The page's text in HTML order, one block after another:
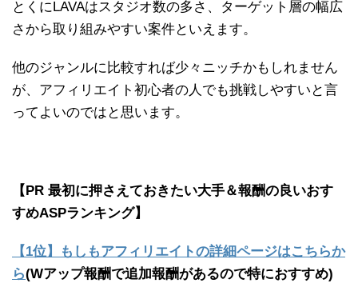
とくにLAVAはスタジオ数の多さ、ターゲット層の幅広
さから取り組みやすい案件といえます。
他のジャンルに比較すれば少々ニッチかもしれません
が、アフィリエイト初心者の人でも挑戦しやすいと言
ってよいのではと思います。
【PR 最初に押さえておきたい大手＆報酬の良いおす
すめASPランキング】
【1位】もしもアフィリエイトの詳細ページはこちらか
ら(Wアップ報酬で追加報酬があるので特におすすめ)